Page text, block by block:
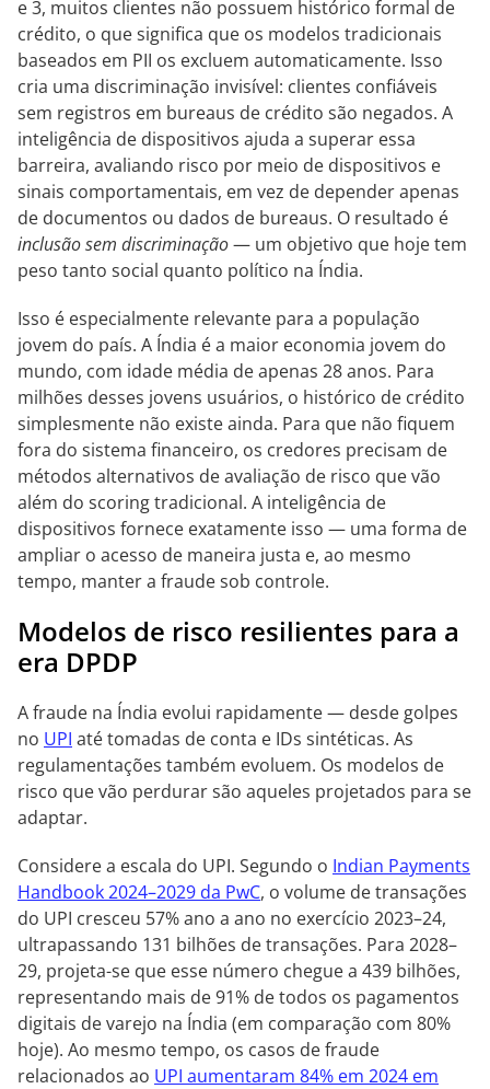
e 3, muitos clientes não possuem histórico formal de
crédito, o que significa que os modelos tradicionais
baseados em PII os excluem automaticamente. Isso
cria uma discriminação invisível: clientes confiáveis
sem registros em bureaus de crédito são negados. A
inteligência de dispositivos ajuda a superar essa
barreira, avaliando risco por meio de dispositivos e
sinais comportamentais, em vez de depender apenas
de documentos ou dados de bureaus. O resultado é
inclusão sem discriminação— um objetivo que hoje tem
peso tanto social quanto político na Índia.
Isso é especialmente relevante para a população
jovem do país. A Índia é a maior economia jovem do
mundo, com idade média de apenas 28 anos. Para
milhões desses jovens usuários, o histórico de crédito
simplesmente não existe ainda. Para que não fiquem
fora do sistema financeiro, os credores precisam de
métodos alternativos de avaliação de risco que vão
além do scoring tradicional. A inteligência de
dispositivos fornece exatamente isso — uma forma de
ampliar o acesso de maneira justa e, ao mesmo
tempo, manter a fraude sob controle.
Modelos de risco resilientes para a
era DPDP
A fraude na Índia evolui rapidamente — desde golpes
no UPI até tomadas de conta e IDs sintéticas. As
regulamentações também evoluem. Os modelos de
risco que vão perdurar são aqueles projetados para se
adaptar.
Considere a escala do UPI. Segundo o Indian Payments
Handbook 2024–2029 da PwC, o volume de transações
do UPI cresceu 57% ano a ano no exercício 2023–24,
ultrapassando 131 bilhões de transações. Para 2028–
29, projeta-se que esse número chegue a 439 bilhões,
representando mais de 91% de todos os pagamentos
digitais de varejo na Índia (em comparação com 80%
hoje). Ao mesmo tempo, os casos de fraude
relacionados ao UPI aumentaram 84% em 2024 em